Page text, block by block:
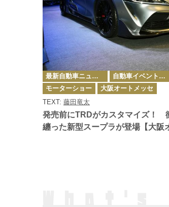
発売前にTRDがカスタマイズ！
纏った新型スープラが登場【大阪
TEXT: 藤田竜太
カ
テ
ゴ
リ
ー
最新自動車ニュース
自動車イベント・カーイベント
モーターショー
大阪オートメッセ